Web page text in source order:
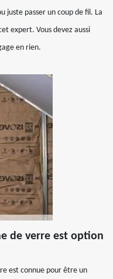
juste passer un coup de fil. La
expert. Vous devez aussi
en rien.
de verre est option
est connue pour être un